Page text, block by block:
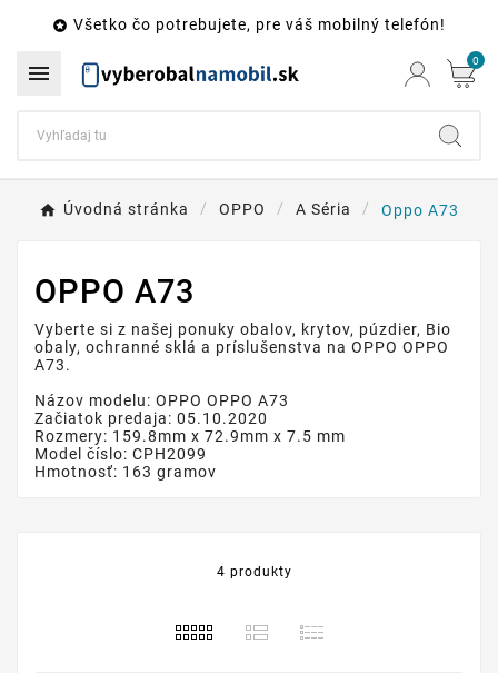
 Všetko čo potrebujete, pre váš mobilný telefón!
 0
Úvodná stránka OPPO A Séria Oppo A73
OPPO A73
Vyberte si z našej ponuky obalov, krytov, púzdier, Bio
obaly, ochranné sklá a príslušenstva na OPPO OPPO
A73.
Názov modelu: OPPO OPPO A73
Začiatok predaja: 05.10.2020
Rozmery: 159.8mm x 72.9mm x 7.5 mm
Model číslo: CPH2099
Hmotnosť: 163 gramov
4 produkty